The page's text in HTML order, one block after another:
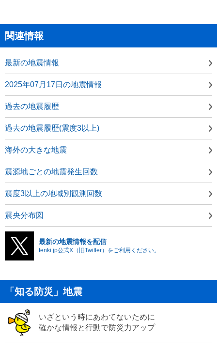
関連情報
最新の地震情報
2025年07月17日の地震情報
過去の地震履歴
過去の地震履歴(震度3以上)
海外の大きな地震
震源地ごとの地震発生回数
震度3以上の地域別観測回数
震央分布図
最新の地震情報を配信
tenki.jp公式X（旧Twitter）をご利用ください。
「知る防災」地震
いざという時にあわてないために
確かな情報と行動で防災力アップ